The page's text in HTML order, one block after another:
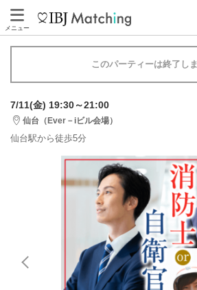
メニュー
このパーティーは終了し
7/11(金) 19:30～21:00
仙台（Ever－iビル会場）
仙台駅から徒歩5分